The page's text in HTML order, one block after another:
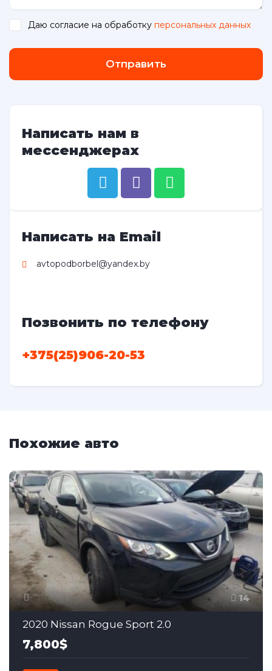
Даю согласие на обработку персональных данных
Отправить
Написать нам в
мессенджерах
Написать на Email
avtopodborbel@yandex.by
Позвонить по телефону
+375(25)906-20-53
Похожие авто
14
2020 Nissan Rogue Sport 2.0
7,800$